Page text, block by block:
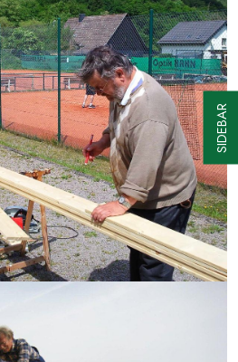
SIDEBAR